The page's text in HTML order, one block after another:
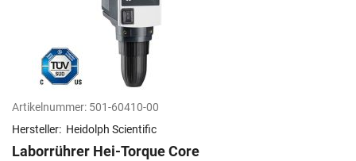
Artikelnummer: 501-60410-00
Hersteller: Heidolph Scientific
Laborrührer Hei-Torque Core